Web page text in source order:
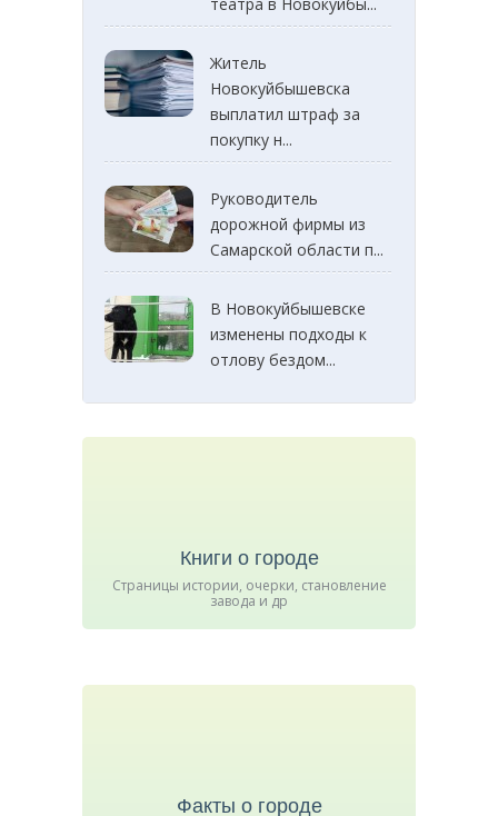
Житель
Новокуйбышевска
выплатил штраф за
покупку н...
Руководитель
дорожной фирмы из
Самарской области п...
В Новокуйбышевске
изменены подходы к
отлову бездом...
Книги о городе
Страницы истории, очерки, становление
завода и др
Факты о городе